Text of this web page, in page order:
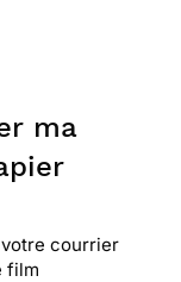
ma
courrier
film